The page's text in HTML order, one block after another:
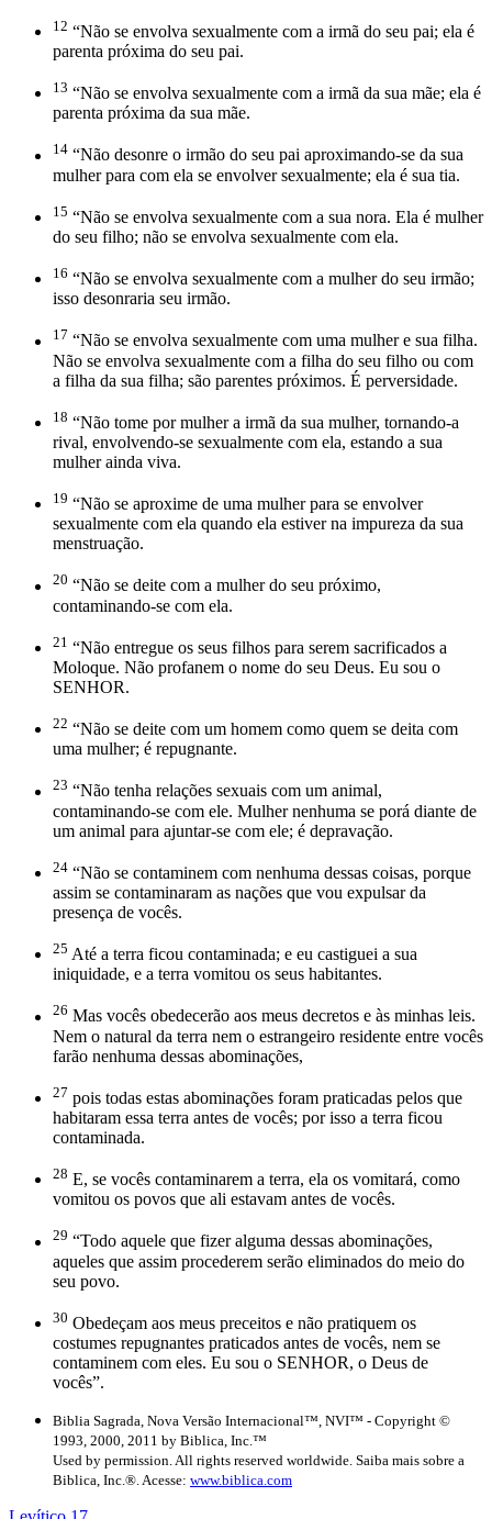
12 “Não se envolva sexualmente com a irmã do seu pai; ela é
parenta próxima do seu pai.
13 “Não se envolva sexualmente com a irmã da sua mãe; ela é
parenta próxima da sua mãe.
14 “Não desonre o irmão do seu pai aproximando-se da sua
mulher para com ela se envolver sexualmente; ela é sua tia.
15 “Não se envolva sexualmente com a sua nora. Ela é mulher
do seu filho; não se envolva sexualmente com ela.
16 “Não se envolva sexualmente com a mulher do seu irmão;
isso desonraria seu irmão.
17 “Não se envolva sexualmente com uma mulher e sua filha.
Não se envolva sexualmente com a filha do seu filho ou com
a filha da sua filha; são parentes próximos. É perversidade.
18 “Não tome por mulher a irmã da sua mulher, tornando-a
rival, envolvendo-se sexualmente com ela, estando a sua
mulher ainda viva.
19 “Não se aproxime de uma mulher para se envolver
sexualmente com ela quando ela estiver na impureza da sua
menstruação.
20 “Não se deite com a mulher do seu próximo,
contaminando-se com ela.
21 “Não entregue os seus filhos para serem sacrificados a
Moloque. Não profanem o nome do seu Deus. Eu sou o
SENHOR.
22 “Não se deite com um homem como quem se deita com
uma mulher; é repugnante.
23 “Não tenha relações sexuais com um animal,
contaminando-se com ele. Mulher nenhuma se porá diante de
um animal para ajuntar-se com ele; é depravação.
24 “Não se contaminem com nenhuma dessas coisas, porque
assim se contaminaram as nações que vou expulsar da
presença de vocês.
25 Até a terra ficou contaminada; e eu castiguei a sua
iniquidade, e a terra vomitou os seus habitantes.
26 Mas vocês obedecerão aos meus decretos e às minhas leis.
Nem o natural da terra nem o estrangeiro residente entre vocês
farão nenhuma dessas abominações,
27 pois todas estas abominações foram praticadas pelos que
habitaram essa terra antes de vocês; por isso a terra ficou
contaminada.
28 E, se vocês contaminarem a terra, ela os vomitará, como
vomitou os povos que ali estavam antes de vocês.
29 “Todo aquele que fizer alguma dessas abominações,
aqueles que assim procederem serão eliminados do meio do
seu povo.
30 Obedeçam aos meus preceitos e não pratiquem os
costumes repugnantes praticados antes de vocês, nem se
contaminem com eles. Eu sou o SENHOR, o Deus de
vocês”.
Biblia Sagrada, Nova Versão Internacional™, NVI™ - Copyright ©
1993, 2000, 2011 by Biblica, Inc.™
Used by permission. All rights reserved worldwide. Saiba mais sobre a
Biblica, Inc.®. Acesse: www.biblica.com